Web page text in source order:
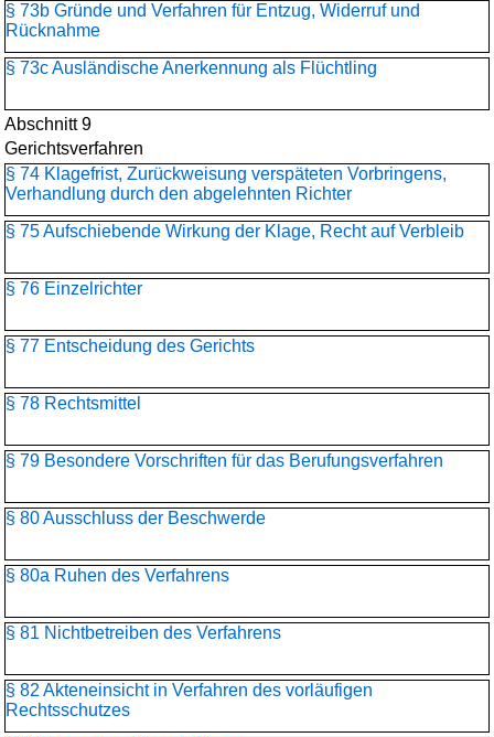
§ 73b Gründe und Verfahren für Entzug, Widerruf und
Rücknahme
§ 73c Ausländische Anerkennung als Flüchtling
Abschnitt 9
Gerichtsverfahren
§ 74 Klagefrist, Zurückweisung verspäteten Vorbringens,
Verhandlung durch den abgelehnten Richter
§ 75 Aufschiebende Wirkung der Klage, Recht auf Verbleib
§ 76 Einzelrichter
§ 77 Entscheidung des Gerichts
§ 78 Rechtsmittel
§ 79 Besondere Vorschriften für das Berufungsverfahren
§ 80 Ausschluss der Beschwerde
§ 80a Ruhen des Verfahrens
§ 81 Nichtbetreiben des Verfahrens
§ 82 Akteneinsicht in Verfahren des vorläufigen
Rechtsschutzes